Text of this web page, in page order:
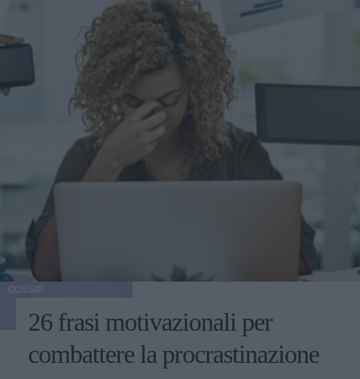
26 frasi motivazionali per
combattere la procrastinazione